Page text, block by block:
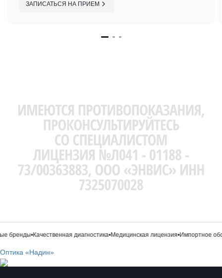
ЗАПИСАТЬСЯ НА ПРИЕМ
бренды•Качественная диагностика•Медицинская лицензия•Импортное
Оптика «Надин»